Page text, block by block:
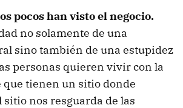
pocos han visto el negocio.
no solamente de una
sino también de una estupidez
personas quieren vivir con la
tienen un sitio donde
sitio nos resguarda de las